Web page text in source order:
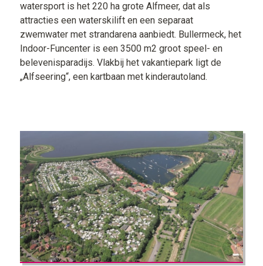
watersport is het 220 ha grote Alfmeer, dat als
attracties een waterskilift en een separaat
zwemwater met strandarena aanbiedt. Bullermeck, het
Indoor-Funcenter is een 3500 m2 groot speel- en
belevenisparadijs. Vlakbij het vakantiepark ligt de
„Alfseering“, een kartbaan met kinderautoland.